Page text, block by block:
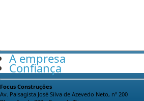
A empresa
Confiança
Focus Construções
Av. Paisagista José Silva de Azevedo Neto, nº 200